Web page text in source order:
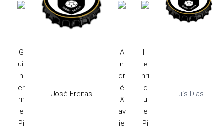
G
uil
h
er
m
e
Pi
José Freitas
A
n
dr
é
X
av
ie
H
e
nri
q
u
e
Pi
Luís Dias